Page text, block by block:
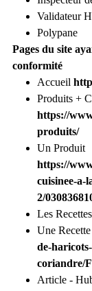
Validateur
Polypane
Pages du site
conformité
Accueil
Produits +
https://
produits/
Un Produit
https://
cuisinee-a-
2/
Les Recettes
Une Recette
de-
coriandre/
Article -